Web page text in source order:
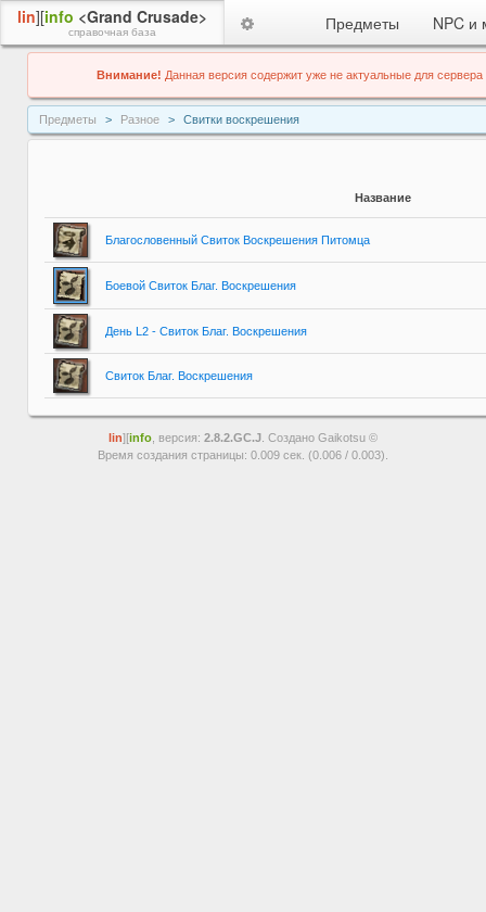
lin][info <Grand Crusade>
справочная база Предметы NPC и
Внимание! Данная версия содержит уже не актуальные для сервера
Предметы Разное Свитки воскрешения
Название
Благословенный Свиток Воскрешения Питомца
Боевой Свиток Благ. Воскрешения
День L2 - Свиток Благ. Воскрешения
Свиток Благ. Воскрешения
lin][info , версия: 2.8.2.GC.J . Создано Gaikotsu ©
Время создания страницы: 0.009 сек. (0.006 / 0.003).